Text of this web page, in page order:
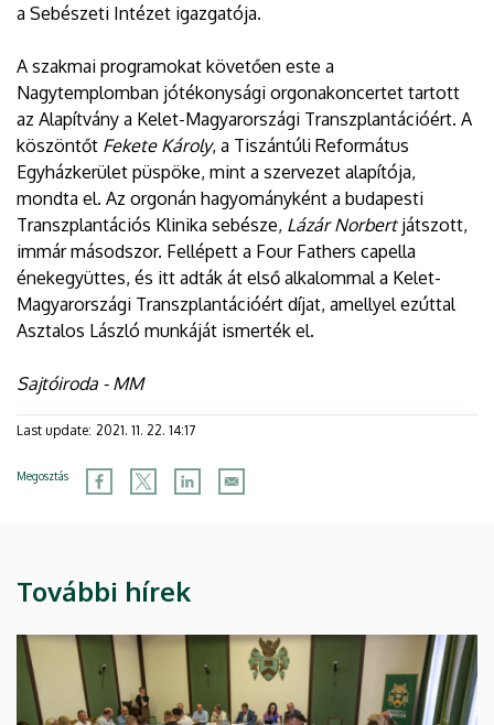
a Sebészeti Intézet igazgatója.
A szakmai programokat követően este a
Nagytemplomban jótékonysági orgonakoncertet tartott
az Alapítvány a Kelet-Magyarországi Transzplantációért. A
köszöntőt Fekete Károly, a Tiszántúli Református
Egyházkerület püspöke, mint a szervezet alapítója,
mondta el. Az orgonán hagyományként a budapesti
Transzplantációs Klinika sebésze, Lázár Norbertjátszott,
immár másodszor. Fellépett a Four Fathers capella
énekegyüttes, és itt adták át első alkalommal a Kelet-
Magyarországi Transzplantációért díjat, amellyel ezúttal
Asztalos László munkáját ismerték el.
Sajtóiroda - MM
Last update: 2021. 11. 22. 14:17
Megosztás
További hírek